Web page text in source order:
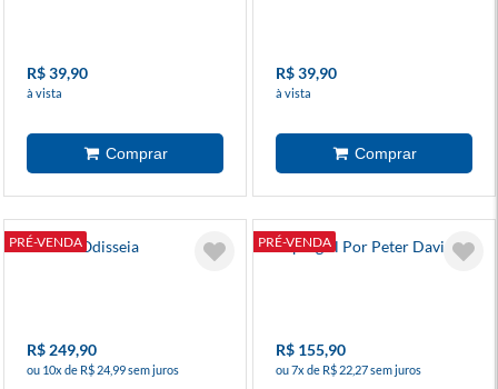
R$ 39,90
à vista
R$ 39,90
à vista
PRÉ-VENDA
Ilíada E Odisseia
R$ 249,90
ou 10x de R$ 24,99 sem juros
PRÉ-VENDA
Supergirl Por Peter David 6
R$ 155,90
ou 7x de R$ 22,27 sem juros